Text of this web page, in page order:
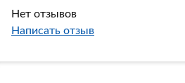
Нет отзывов
Написать отзыв